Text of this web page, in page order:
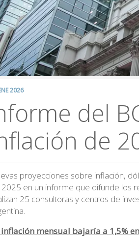
2026
del
de
proyecciones sobre inflación,
en un informe que difunde los
25 consultoras y centros de
inflación mensual bajaría a 1,5%